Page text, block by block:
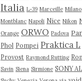
Italia L-39 Marceille Milano
Montblanc Napoli Nice Nikon
Orange ORWO Padova
Phol Pompei Praktica L
Provost Raymond Rutting
Savin Siena Sirmione SONY